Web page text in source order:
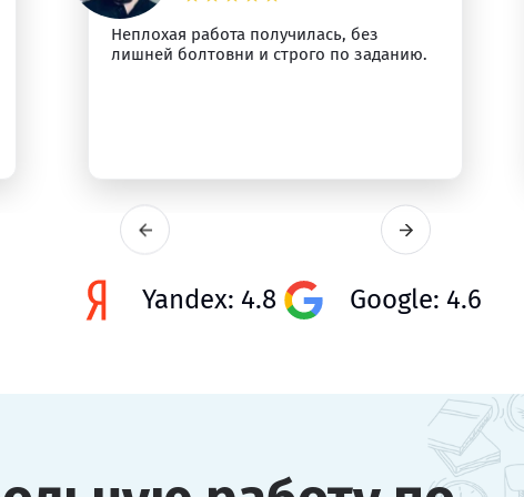
Неплохая работа получилась, без
лишней болтовни и строго по заданию.
Yandex: 4.8 Google: 4.6